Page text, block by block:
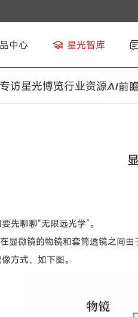
中心 星光智库
访星光博览行业资源 前
先聊聊“无限远光学”。
显微镜的物镜和套筒透镜之间
方式，如下图。